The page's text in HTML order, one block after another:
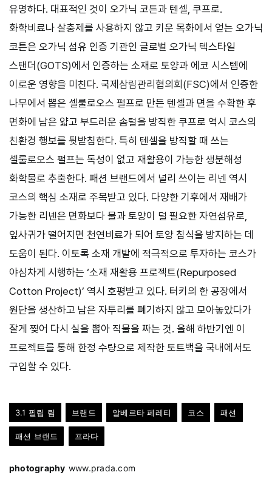
유명하다. 대표적인 것이 오가닉 코튼과 텐셀, 쿠프로.
화학비료나 살충제를 사용하지 않고 키운 목화에서 얻는 오가닉
코튼은 오가닉 섬유 인증 기관인 글로벌 오가닉 텍스타일
스탠더(GOTS)에서 인증하는 소재로 토양과 에코 시스템에
이로운 영향을 미친다. 국제삼림관리협의회(FSC)에서 인증한
나무에서 뽑은 셀룰로오스 펄프로 만든 텐셀과 면을 수확한 후
면화에 남은 얇고 부드러운 솜털을 방직한 쿠프로 역시 코스의
친환경 행보를 뒷받침한다. 특히 텐셀을 방직할 때 쓰는
셀룰로오스 펄프는 독성이 없고 재활용이 가능한 생분해성
화학물로 추출한다. 패션 브랜드에서 널리 쓰이는 리넨 역시
코스의 핵심 소재로 주목받고 있다. 다양한 기후에서 재배가
가능한 리넨은 면화보다 물과 토양이 덜 필요한 자연섬유로,
잎사귀가 떨어지면 천연비료가 되어 토양 침식을 방지하는 데
도움이 된다. 이토록 소재 개발에 적극적으로 투자하는 코스가
야심차게 시행하는 ‘소재 재활용 프로젝트(Repurposed
Cotton Project)’ 역시 호평받고 있다. 터키의 한 공장에서
원단을 생산하고 남은 자투리를 폐기하지 않고 모아놓았다가
잘게 찢어 다시 실을 뽑아 직물을 짜는 것. 올해 하반기엔 이
프로젝트를 통해 한정 수량으로 제작한 토트백을 국내에서도
구입할 수 있다.
3.1 필립 림 브랜드 알베르타 페레티 코스 패션
패션 브랜드 프라다
photography www.prada.com